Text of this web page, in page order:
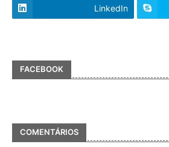
LinkedIn
FACEBOOK
COMENTÁRIOS